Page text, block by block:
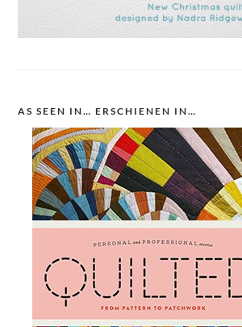
AS SEEN IN… ERSCHIENEN IN…